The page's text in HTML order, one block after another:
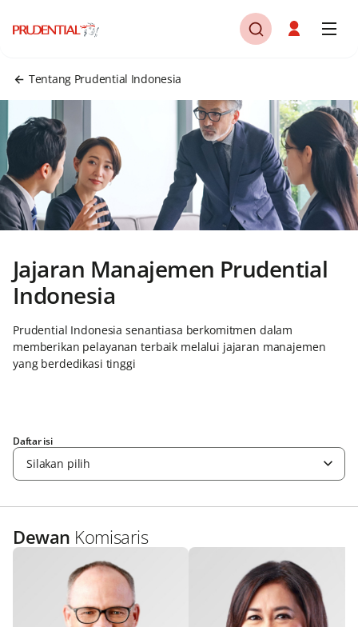
Tentang Prudential Indonesia
Jajaran Manajemen Prudential
Indonesia
Prudential Indonesia senantiasa berkomitmen dalam
memberikan pelayanan terbaik melalui jajaran manajemen
yang berdedikasi tinggi
Daftar isi
Silakan pilih
Dewan Komisaris